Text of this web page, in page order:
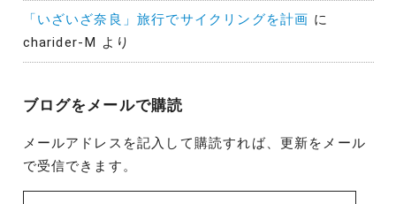
「いざいざ奈良」旅行でサイクリングを計画 に
charider-M より
ブログをメールで購読
メールアドレスを記入して購読すれば、更新をメール
で受信できます。